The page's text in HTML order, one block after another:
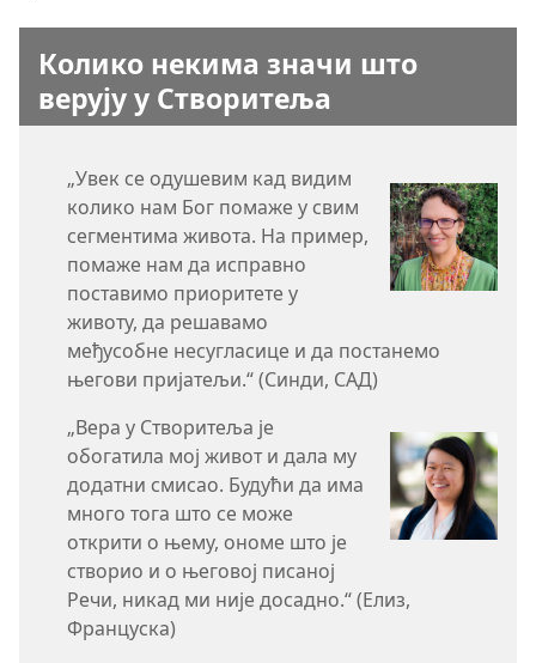
Колико некима значи што
верују у Створитеља
„Увек се одушевим кад видим
колико нам Бог помаже у свим
сегментима живота. На пример,
помаже нам да исправно
поставимо приоритете у
животу, да решавамо
међусобне несугласице и да постанемо
његови пријатељи.“ (Синди, САД)
„Вера у Створитеља је
обогатила мој живот и дала му
додатни смисао. Будући да има
много тога што се може
открити о њему, ономе што је
створио и о његовој писаној
Речи, никад ми није досадно.“ (Елиз,
Француска)